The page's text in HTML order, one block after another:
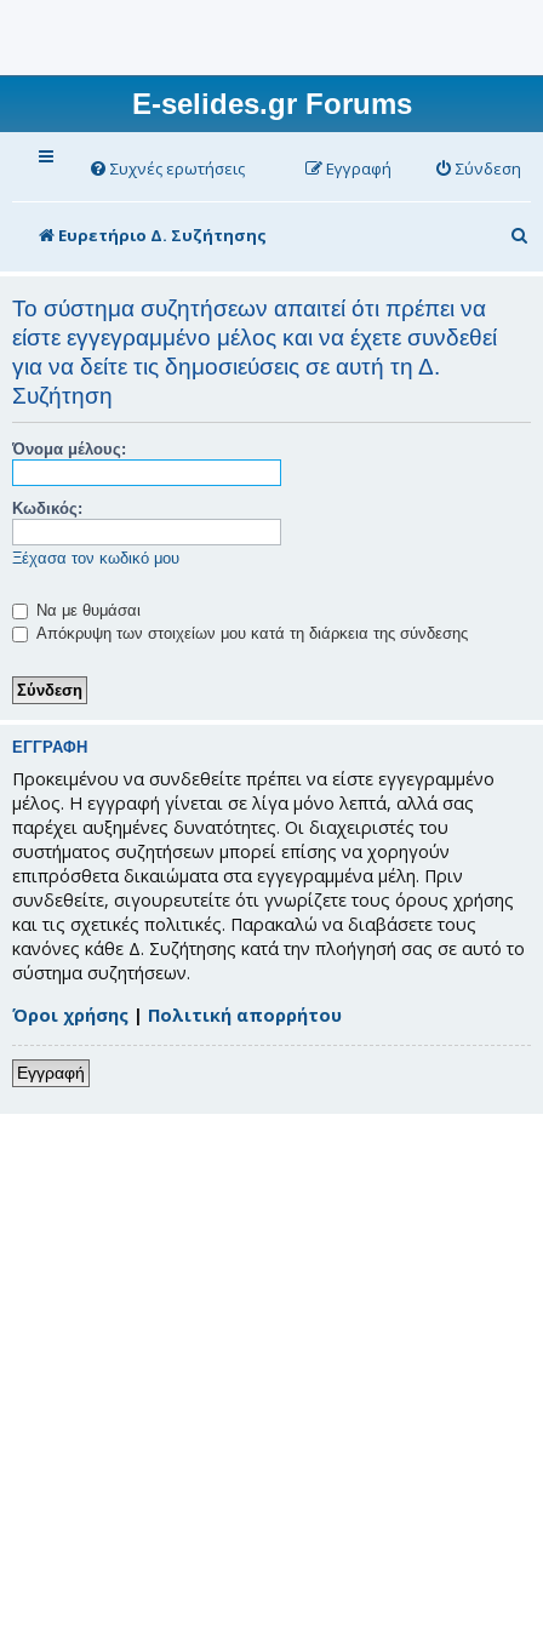
E-selides.gr Forums
Συχνές ερωτήσεις Σύνδεση
Εγγραφή
Ευρετήριο Δ. Συζήτησης
ν
Το σύστημα συζητήσεων απαιτεί ότι πρέπει να
είστε εγγεγραμμένο μέλος και να έχετε συνδεθεί
για να δείτε τις δημοσιεύσεις σε αυτή τη Δ.
Συζήτηση
Όνομα μέλους:
Κωδικός:
Ξέχασα τον κωδικό μου
Να με θυμάσαι
Απόκρυψη των στοιχείων μου κατά τη διάρκεια της σύνδεσης
ΕΓΓΡΑΦΉ
Προκειμένου να συνδεθείτε πρέπει να είστε εγγεγραμμένο
μέλος. Η εγγραφή γίνεται σε λίγα μόνο λεπτά, αλλά σας
παρέχει αυξημένες δυνατότητες. Οι διαχειριστές του
συστήματος συζητήσεων μπορεί επίσης να χορηγούν
επιπρόσθετα δικαιώματα στα εγγεγραμμένα μέλη. Πριν
συνδεθείτε, σιγουρευτείτε ότι γνωρίζετε τους όρους χρήσης
και τις σχετικές πολιτικές. Παρακαλώ να διαβάσετε τους
κανόνες κάθε Δ. Συζήτησης κατά την πλοήγησή σας σε αυτό το
σύστημα συζητήσεων.
Όροι χρήσης | Πολιτική απορρήτου
Εγγραφή